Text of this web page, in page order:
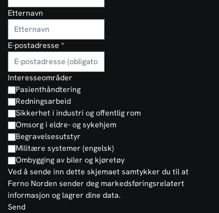
Etternavn
E-postadresse *
Interesseområder
Pasienthåndtering
Redningsarbeid
Sikkerhet i industri og offentlig rom
Omsorg i eldre- og sykehjem
Begravelsesutstyr
Militære systemer (engelsk)
Ombygging av biler og kjøretøy
Ved å sende inn dette skjemaet samtykker du til at
Ferno Norden sender deg markedsføringsrelatert
informasjon og lagrer dine data.
Send